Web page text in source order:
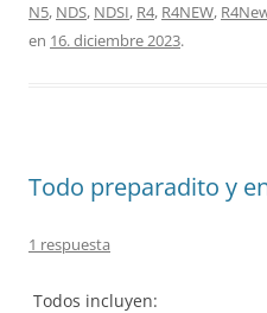
N5, NDS, NDSI, R4, R4NEW,
en 16. diciembre 2023.
Todo preparadito y
1 respuesta
Todos incluyen: